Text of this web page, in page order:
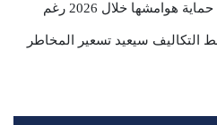
هل تتوقع أن تنجح الشركات في حماية هوامشها خلال 2026 رغم
التكاليف سيعيد تسعير المخاطر